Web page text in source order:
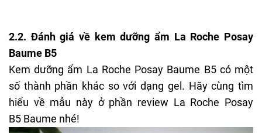
2.2. Đánh giá về kem dưỡng ẩm La Roche Posay
Baume B5
Kem dưỡng ẩm La Roche Posay Baume B5 có một
số thành phần khác so với dạng gel. Hãy cùng tìm
hiểu về mẫu này ở phần review La Roche Posay
B5Baume nhé!